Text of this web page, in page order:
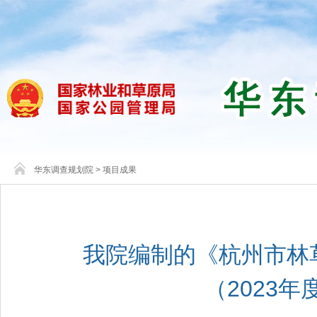
华东调查规划院 > 项目成果
我院编制的《杭州市
（2023年